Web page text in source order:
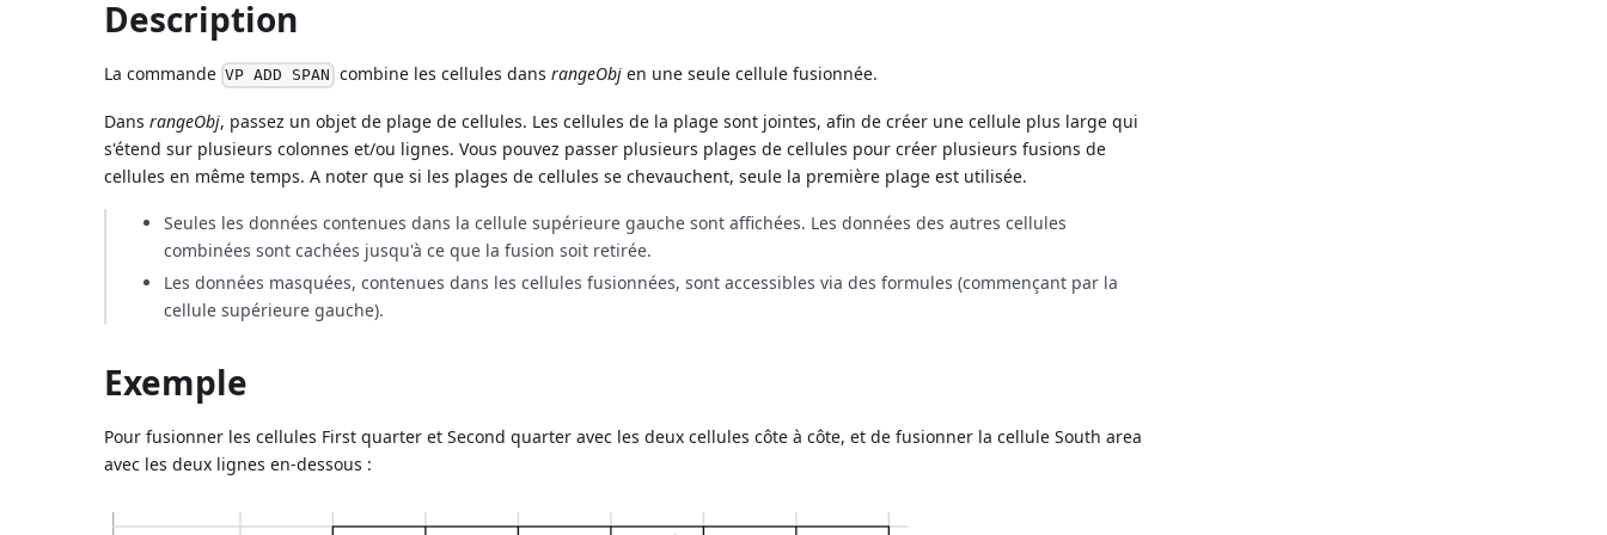
Description
La commande VP ADD SPAN combine les cellules dans rangeObjen une seule cellule fusionnée.
DansrangeObj, passez un objet de plage de cellules. Les cellules de la plage sont jointes, afin de créer une cellule plus large qui
s'étend sur plusieurs colonnes et/ou lignes. Vous pouvez passer plusieurs plages de cellules pour créer plusieurs fusions de
cellules en même temps. A noter que si les plages de cellules se chevauchent, seule la première plage est utilisée.
Seules les données contenues dans la cellule supérieure gauche sont affichées. Les données des autres cellules
combinées sont cachées jusqu'à ce que la fusion soit retirée.
Les données masquées, contenues dans les cellules fusionnées, sont accessibles via des formules (commençant par la
cellule supérieure gauche).
Exemple
Pour fusionner les cellules First quarter et Second quarter avec les deux cellules côte à côte, et de fusionner la cellule South area
avec les deux lignes en-dessous :